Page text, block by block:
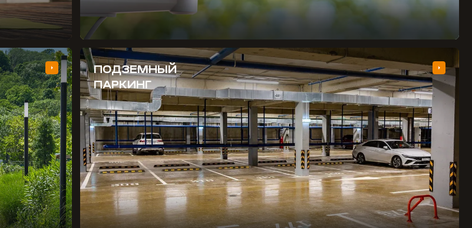
ПОДЗЕМНЫЙ
ПАРКИНГ